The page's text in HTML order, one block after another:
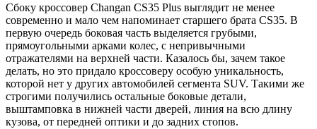
Сбоку кроссовер Changan CS35 Plus выглядит не менее
современно и мало чем напоминает старшего брата CS35. В
первую очередь боковая часть выделяется грубыми,
прямоугольными арками колес, с непривычными
отражателями на верхней части. Казалось бы, зачем такое
делать, но это придало кроссоверу особую уникальность,
которой нет у других автомобилей сегмента SUV. Такими же
строгими получились остальные боковые детали,
выштамповка в нижней части дверей, линия на всю длину
кузова, от передней оптики и до задних стопов.